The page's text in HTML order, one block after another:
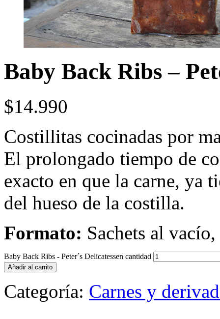
Baby Back Ribs –
$14.990
Costillitas cocinadas por
El prolongado tiempo de
exacto en que la carne, ya
del hueso de la costilla.
Formato: Sachets al
Baby Back Ribs - Peter´s Delicatessen cantidad
Añadir al carrito
Categoría: Carnes y